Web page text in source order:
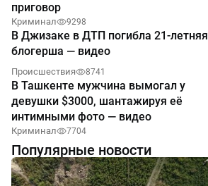
приговор
Криминал 9298
В Джизаке в ДТП погибла 21-летняя
блогерша — видео
Происшествия 8741
В Ташкенте мужчина вымогал у
девушки $3000, шантажируя её
интимными фото — видео
Криминал 7704
Популярные новости